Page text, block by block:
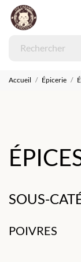
Accueil Épicerie
SOUS-
POIVRES